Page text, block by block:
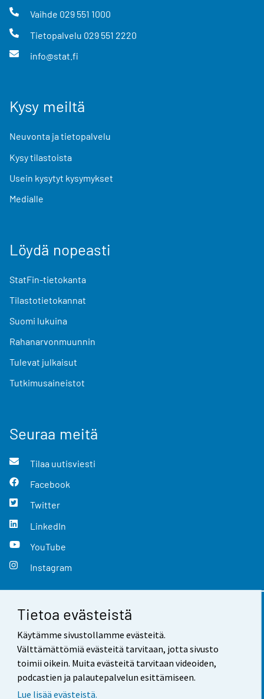
Tietoa evästeistä
Käytämme sivustollamme evästeitä.
Välttämättömiä evästeitä tarvitaan, jotta sivusto
toimii oikein. Muita evästeitä tarvitaan videoiden,
podcastien ja palautepalvelun esittämiseen.
Lue lisää evästeistä.
Vaihde 029 551 1000
Tietopalvelu 029 551 2220
info@stat.fi
Kysy meiltä
Neuvonta ja tietopalvelu
Kysy tilastoista
Usein kysytyt kysymykset
Medialle
Löydä nopeasti
StatFin-tietokanta
Tilastotietokannat
Suomi lukuina
Rahanarvonmuunnin
Tulevat julkaisut
Tutkimusaineistot
Seuraa meitä
Tilaa uutisviesti
Facebook
Twitter
LinkedIn
YouTube
Instagram
Yhteystiedot
Palaute
Käyttöehdot